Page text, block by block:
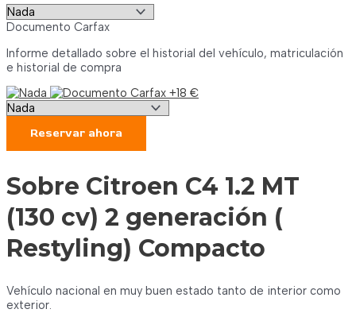
Documento Carfax
Informe detallado sobre el historial del vehículo, matriculación
e historial de compra
Reservar ahora
Sobre Citroen C4 1.2 MT
(130 cv) 2 generación (
Restyling) Compacto
Vehículo nacional en muy buen estado tanto de interior como
exterior.